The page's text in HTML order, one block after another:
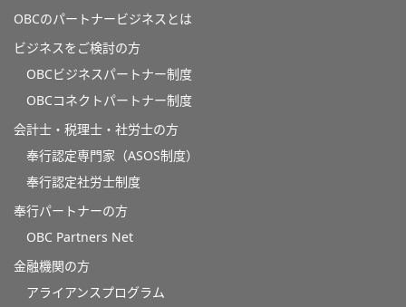
OBCのパートナービジネスとは
ビジネスをご検討の方
OBCビジネスパートナー制度
OBCコネクトパートナー制度
会計士・税理士・社労士の方
奉行認定専門家（ASOS制度）
奉行認定社労士制度
奉行パートナーの方
OBC Partners Net
金融機関の方
アライアンスプログラム